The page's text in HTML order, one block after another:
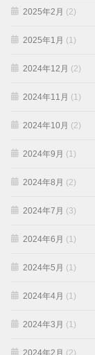
2025年2月 (2)
2025年1月 (1)
2024年12月 (2)
2024年11月 (1)
2024年10月 (2)
2024年9月 (1)
2024年8月 (2)
2024年7月 (3)
2024年6月 (1)
2024年5月 (1)
2024年4月 (1)
2024年3月 (1)